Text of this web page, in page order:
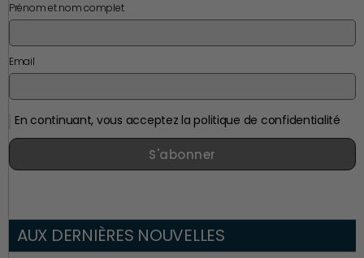
Prénom et nom complet
Email
En continuant, vous acceptez la politique de confidentialité
S'abonner
AUX DERNIÈRES NOUVELLES